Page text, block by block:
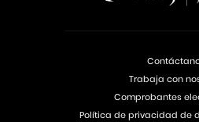
Trabaja con
Comprobantes
Política de privacidad de